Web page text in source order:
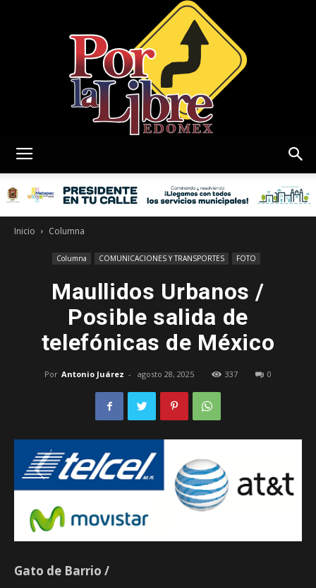
Libre
Edomex
Inicio Columna
Columna COMUNICACIONES Y TRANSPORTES FOTO
Maullidos Urbanos /
Posible salida de
telefónicas de México
Por Antonio Juárez - agosto 28, 2025 337 0
Gato de Barrio /